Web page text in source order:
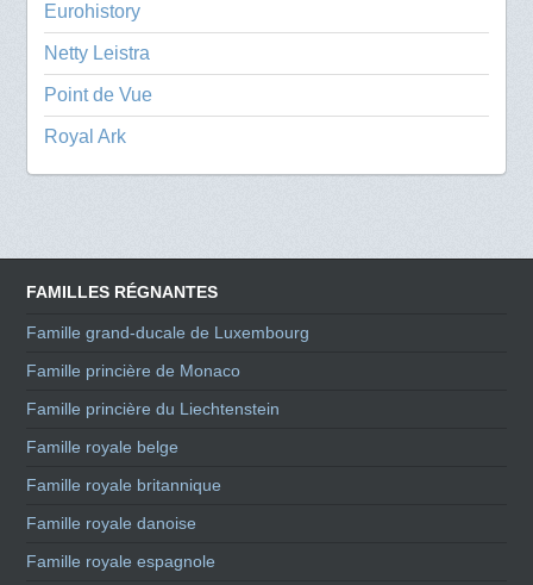
Eurohistory
Netty Leistra
Point de Vue
Royal Ark
FAMILLES RÉGNANTES
Famille grand-ducale de Luxembourg
Famille princière de Monaco
Famille princière du Liechtenstein
Famille royale belge
Famille royale britannique
Famille royale danoise
Famille royale espagnole